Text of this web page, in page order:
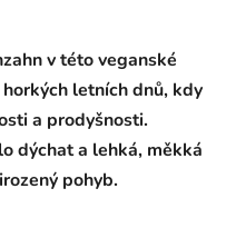
v této veganské
letních dnů, kdy
a prodyšnosti.
dýchat a lehká, měkká
pohyb.